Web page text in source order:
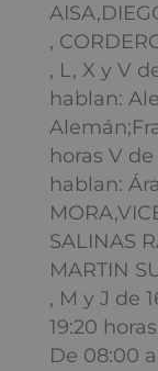
,
, L, X y V
hablan:
horas V
hablan:
SALINAS
MARTIN
, M y J de
19:20
De 08:00